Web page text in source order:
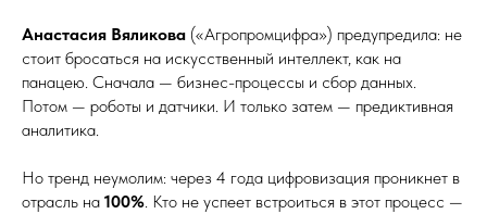
Анастасия Вяликова («Агропромцифра») предупредила: не
стоит бросаться на искусственный интеллект, как на
панацею. Сначала — бизнес-процессы и сбор данных.
Потом — роботы и датчики. И только затем — предиктивная
аналитика.
Но тренд неумолим: через 4 года цифровизация проникнет в
отрасль на 100%. Кто не успеет встроиться в этот процесс —